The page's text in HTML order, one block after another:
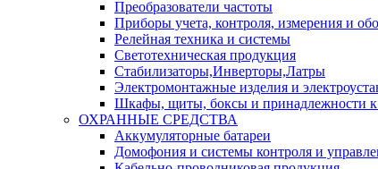
Преобразователи частоты
Приборы учета, контроля, измерения и
Релейная техника и системы
Светотехническая продукция
Стабилизаторы,Инверторы,Латры
Электромонтажные изделия и
Шкафы, щиты, боксы и принадлежности
ОХРАННЫЕ СРЕДСТВА
Аккумуляторные батареи
Домофония и системы контроля и